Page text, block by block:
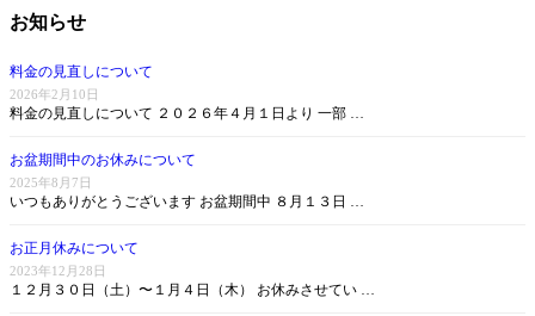
お知らせ
料金の見直しについて
2026年2月10日
料金の見直しについて ２０２６年４月１日より 一部 …
お盆期間中のお休みについて
2025年8月7日
いつもありがとうございます お盆期間中 ８月１３日 …
お正月休みについて
2023年12月28日
１２月３０日（土）〜１月４日（木） お休みさせてい …